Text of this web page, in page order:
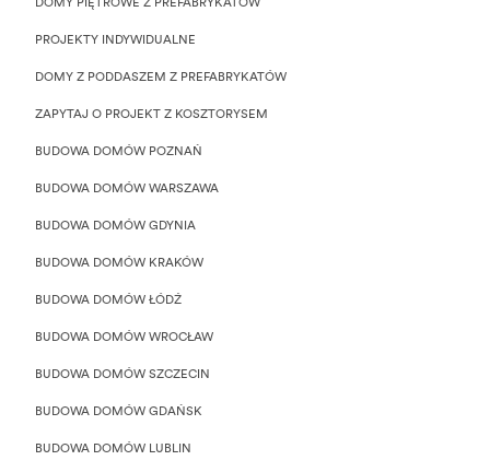
DOMY PIĘTROWE Z PREFABRYKATÓW
PROJEKTY INDYWIDUALNE
DOMY Z PODDASZEM Z PREFABRYKATÓW
ZAPYTAJ O PROJEKT Z KOSZTORYSEM
BUDOWA DOMÓW POZNAŃ
BUDOWA DOMÓW WARSZAWA
BUDOWA DOMÓW GDYNIA
BUDOWA DOMÓW KRAKÓW
BUDOWA DOMÓW ŁÓDŹ
BUDOWA DOMÓW WROCŁAW
BUDOWA DOMÓW SZCZECIN
BUDOWA DOMÓW GDAŃSK
BUDOWA DOMÓW LUBLIN